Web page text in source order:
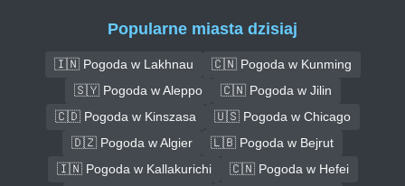
Popularne miasta dzisiaj
🇮🇳 Pogoda w Lakhnau
🇨🇳 Pogoda w Kunming
🇸🇾 Pogoda w Aleppo
🇨🇳 Pogoda w Jilin
🇨🇩 Pogoda w Kinszasa
🇺🇸 Pogoda w Chicago
🇩🇿 Pogoda w Algier
🇱🇧 Pogoda w Bejrut
🇮🇳 Pogoda w Kallakurichi
🇨🇳 Pogoda w Hefei